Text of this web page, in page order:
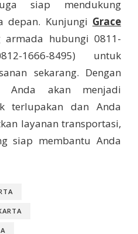
siap mendukung
depan. Kunjungi Grace
armada hubungi 0811-
1666-8495) untuk
sekarang. Dengan
Anda akan menjadi
terlupakan dan Anda
layanan transportasi,
siap membantu Anda